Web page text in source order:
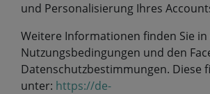
und Personalisierung Ihres
Weitere Informationen finden Sie in
Nutzungsbedingungen und den
Datenschutzbestimmungen. Diese
unter: https://de-